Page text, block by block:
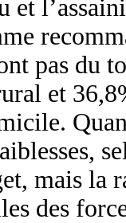
et
pas du
et
mais la
des